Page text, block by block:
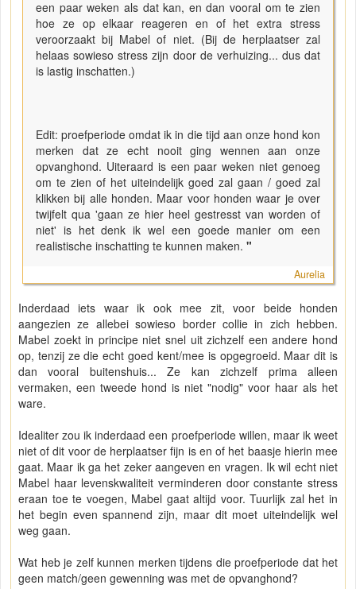
een paar weken als dat kan, en dan vooral om te zien
hoe ze op elkaar reageren en of het extra stress
veroorzaakt bij Mabel of niet. (Bij de herplaatser zal
helaas sowieso stress zijn door de verhuizing... dus dat
is lastig inschatten.)
Edit: proefperiode omdat ik in die tijd aan onze hond kon
merken dat ze echt nooit ging wennen aan onze
opvanghond. Uiteraard is een paar weken niet genoeg
om te zien of het uiteindelijk goed zal gaan / goed zal
klikken bij alle honden. Maar voor honden waar je over
twijfelt qua 'gaan ze hier heel gestresst van worden of
niet' is het denk ik wel een goede manier om een
realistische inschatting te kunnen maken. "
Aurelia
Inderdaad iets waar ik ook mee zit, voor beide honden
aangezien ze allebei sowieso border collie in zich hebben.
Mabel zoekt in principe niet snel uit zichzelf een andere hond
op, tenzij ze die echt goed kent/mee is opgegroeid. Maar dit is
dan vooral buitenshuis... Ze kan zichzelf prima alleen
vermaken, een tweede hond is niet "nodig" voor haar als het
ware.
Idealiter zou ik inderdaad een proefperiode willen, maar ik weet
niet of dit voor de herplaatser fijn is en of het baasje hierin mee
gaat. Maar ik ga het zeker aangeven en vragen. Ik wil echt niet
Mabel haar levenskwaliteit verminderen door constante stress
eraan toe te voegen, Mabel gaat altijd voor. Tuurlijk zal het in
het begin even spannend zijn, maar dit moet uiteindelijk wel
weg gaan.
Wat heb je zelf kunnen merken tijdens die proefperiode dat het
geen match/geen gewenning was met de opvanghond?